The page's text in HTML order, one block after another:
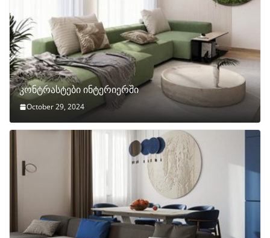
კონტრასტები ინტერიერში
October 29, 2024